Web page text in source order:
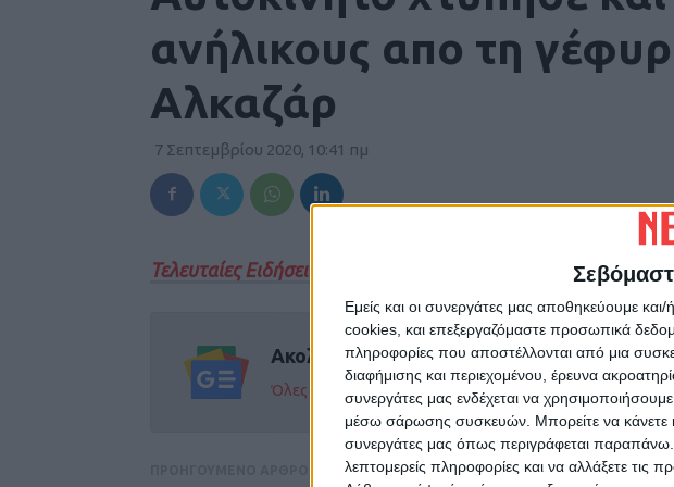
Εμείς και οι συνεργάτες μας αποθηκεύουμε
cookies, και επεξεργαζόμαστε προσωπικά
πληροφορίες που αποστέλλονται από μια
διαφήμισης και περιεχομένου, έρευνα
συνεργάτες μας ενδέχεται να
μέσω σάρωσης συσκευών. Μπορείτε να κάνετε
συνεργάτες μας όπως περιγράφεται
λεπτομερείς πληροφορίες και να αλλάξετε τις
ανήλικους απο τη
Αλκαζάρ
7 Σεπτεμβρίου 2020, 10:41 πμ
Τελευταίες Ειδήσεις Σήμερα
Ακολούθησε την εφημερίδα ΝΕΟΣ ΑΓΩΝ
Όλες οι εξελίξεις στην περιοχή της Καρδίτσας και